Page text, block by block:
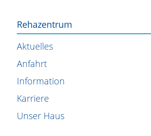
Rehazentrum
Aktuelles
Anfahrt
Information
Karriere
Unser Haus